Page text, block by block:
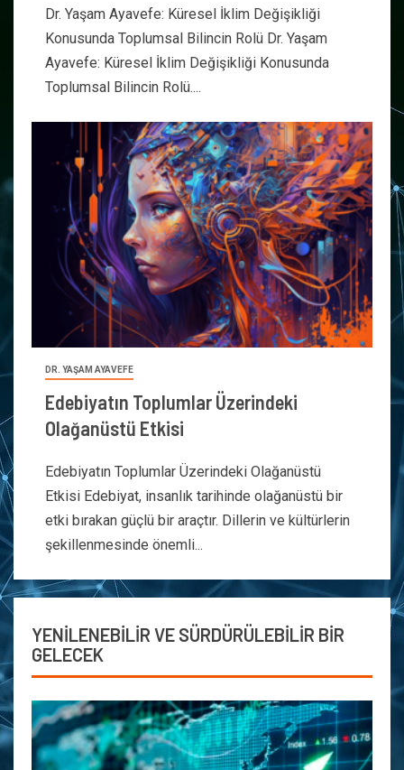
Dr. Yaşam Ayavefe: Küresel İklim Değişikliği
Konusunda Toplumsal Bilincin Rolü Dr. Yaşam
Ayavefe: Küresel İklim Değişikliği Konusunda
Toplumsal Bilincin Rolü....
DR. YAŞAM AYAVEFE
Edebiyatın Toplumlar Üzerindeki
Olağanüstü Etkisi
Edebiyatın Toplumlar Üzerindeki Olağanüstü
Etkisi Edebiyat, insanlık tarihinde olağanüstü bir
etki bırakan güçlü bir araçtır. Dillerin ve kültürlerin
şekillenmesinde önemli...
YENİLENEBİLİR VE SÜRDÜRÜLEBİLİR BİR
GELECEK